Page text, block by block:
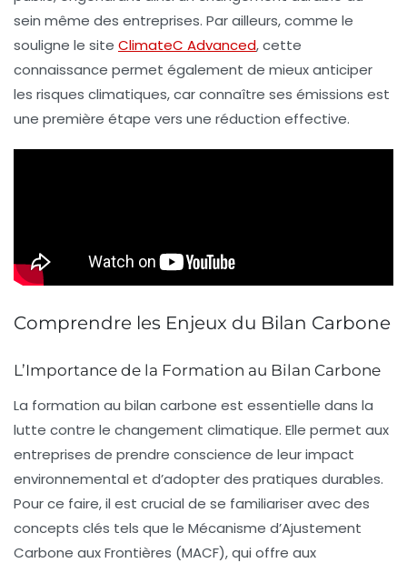
sein même des entreprises. Par ailleurs, comme le
souligne le site ClimateC Advanced, cette
connaissance permet également de mieux anticiper
les risques climatiques, car connaître ses émissions est
une première étape vers une réduction effective.
Comprendre les Enjeux du Bilan Carbone
L’Importance de la Formation au Bilan Carbone
La formation au bilan carbone est essentielle dans la
lutte contre le changement climatique. Elle permet aux
entreprises de prendre conscience de leurimpact
environnemental et d’adopter des pratiques durables.
Pour ce faire, il est crucial de se familiariser avec des
concepts clés tels que le Mécanisme d’Ajustement
Carbone aux Frontières (MACF), qui offre aux